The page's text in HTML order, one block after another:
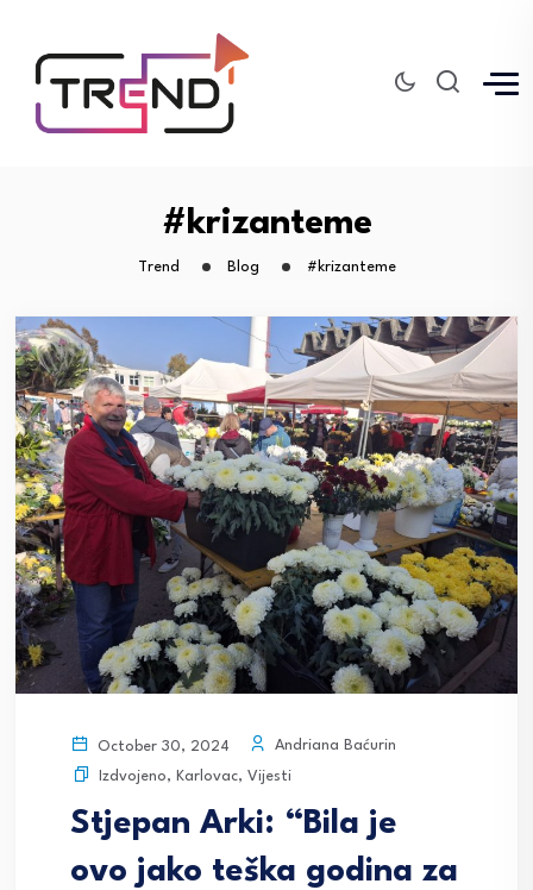
#krizanteme
Trend Blog #krizanteme
October 30, 2024
Andriana Baćurin
Izdvojeno, Karlovac, Vijesti
Stjepan Arki: “Bila je
ovo jako teška godina za